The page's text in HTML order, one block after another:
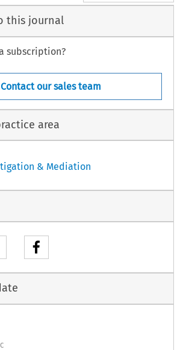
this journal
subscription?
Contact our sales team
area
& Mediation